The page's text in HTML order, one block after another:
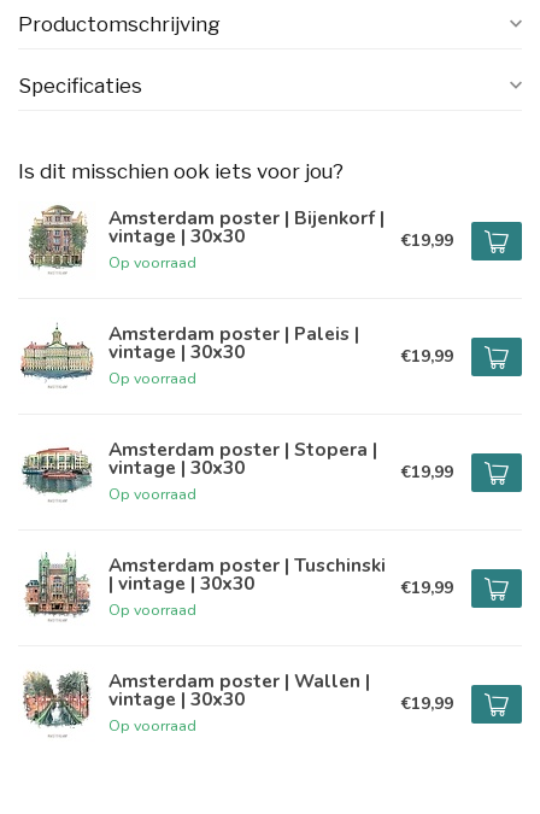
Productomschrijving
Specificaties
Is dit misschien ook iets voor jou?
Amsterdam poster | Bijenkorf |
vintage | 30x30
Op voorraad
€19,99
Amsterdam poster | Paleis |
vintage | 30x30
Op voorraad
€19,99
Amsterdam poster | Stopera |
vintage | 30x30
Op voorraad
€19,99
Amsterdam poster | Tuschinski
| vintage | 30x30
Op voorraad
€19,99
Amsterdam poster | Wallen |
vintage | 30x30
Op voorraad
€19,99